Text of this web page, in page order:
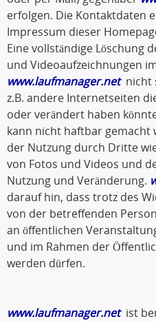
erfolgen. Die Kontaktdaten
Impressum dieser
Eine vollständige Löschung
und Videoaufzeichnungen
www.laufmanager.netnicht
z.B. andere Internetseiten
oder verändert haben
kann nicht haftbar gemacht
der Nutzung durch Dritte
von Fotos und Videos und
Nutzung und Veränderung.
darauf hin, dass trotz des
von der betreffenden
an öffentlichen
und im Rahmen der
werden dürfen.
www.laufmanager.netist